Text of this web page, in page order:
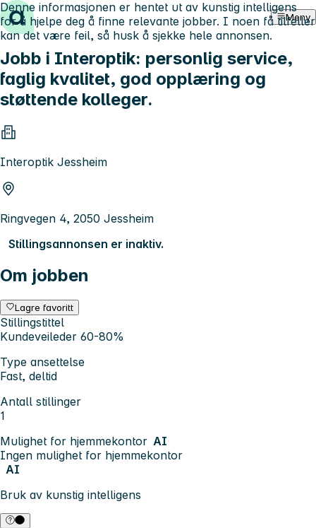
Hopp til innhold Meny
Jobb i Interoptik: personlig service,
faglig kvalitet, god opplæring og
støttende kolleger.
Interoptik Jessheim
Ringvegen 4, 2050 Jessheim
Stillingsannonsen er inaktiv.
Om jobben
Lagre favoritt
Stillingstittel
Kundeveileder 60-80%
Type ansettelse
Fast, deltid
Antall stillinger
1
Mulighet for hjemmekontor AI
Ingen mulighet for hjemmekontor
AI
Bruk av kunstig intelligens
Denne informasjonen er hentet ut av kunstig intelligens
for å hjelpe deg å finne relevante jobber. I noen få tilfeller
kan det være feil, så husk å sjekke hele annonsen.